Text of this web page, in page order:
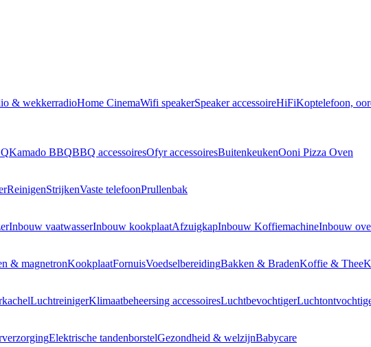
& wekkerradioHome CinemaWifi speakerSpeaker accessoireHiFiKoptelefoon,
Kamado BBQBBQ accessoiresOfyr accessoiresBuitenkeukenOoni Pizza Oven
ReinigenStrijkenVaste telefoonPrullenbak
Inbouw vaatwasserInbouw kookplaatAfzuigkapInbouw KoffiemachineInbouw
& magnetronKookplaatFornuisVoedselbereidingBakken & BradenKoffie & Thee
LuchtreinigerKlimaatbeheersing accessoiresLuchtbevochtiger
Elektrische tandenborstelGezondheid & welzijnBabycare